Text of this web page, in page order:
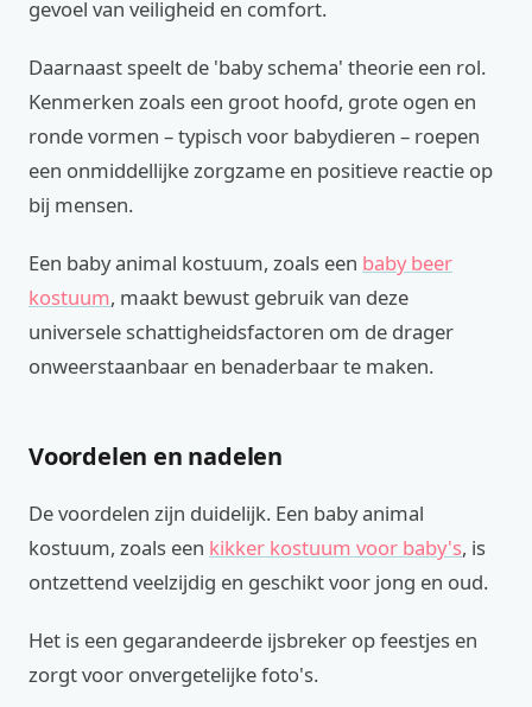
gevoel van veiligheid en comfort.
Daarnaast speelt de 'baby schema' theorie een rol.
Kenmerken zoals een groot hoofd, grote ogen en
ronde vormen – typisch voor babydieren – roepen
een onmiddellijke zorgzame en positieve reactie op
bij mensen.
Een baby animal kostuum, zoals een baby beer
kostuum, maakt bewust gebruik van deze
universele schattigheidsfactoren om de drager
onweerstaanbaar en benaderbaar te maken.
Voordelen en nadelen
De voordelen zijn duidelijk. Een baby animal
kostuum, zoals een kikker kostuum voor baby's, is
ontzettend veelzijdig en geschikt voor jong en oud.
Het is een gegarandeerde ijsbreker op feestjes en
zorgt voor onvergetelijke foto's.